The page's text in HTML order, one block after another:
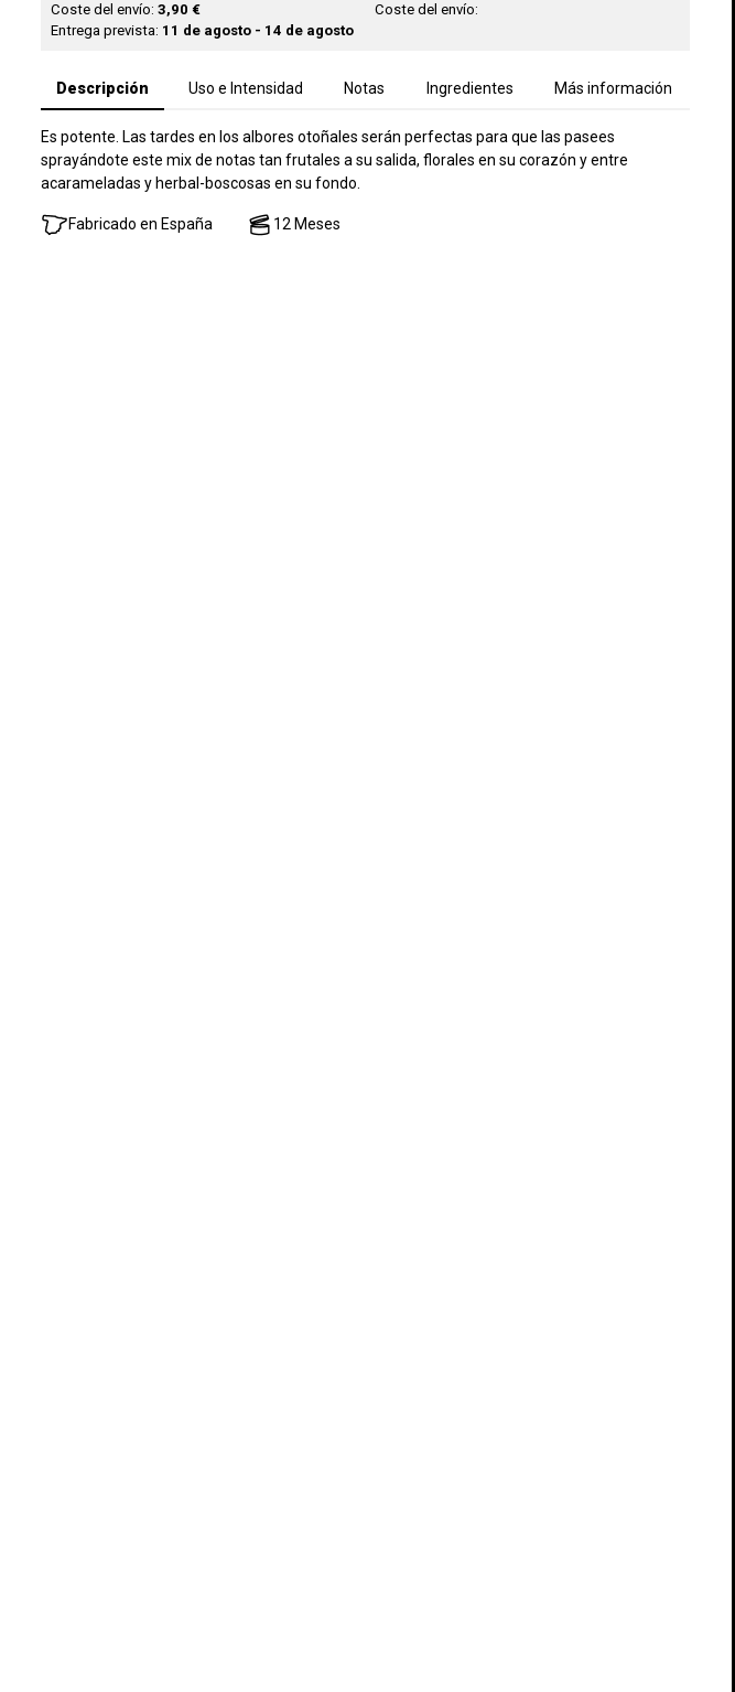
Coste del envío: 3,90 €
Entrega prevista: 11 de agosto - 14 de agosto
Coste del envío:
Descripción Uso e Intensidad Notas Ingredientes Más información
Es potente. Las tardes en los albores otoñales serán perfectas para que las pasees
sprayándote este mix de notas tan frutales a su salida, florales en su corazón y entre
acarameladas y herbal-boscosas en su fondo.
Fabricado en España 12 Meses